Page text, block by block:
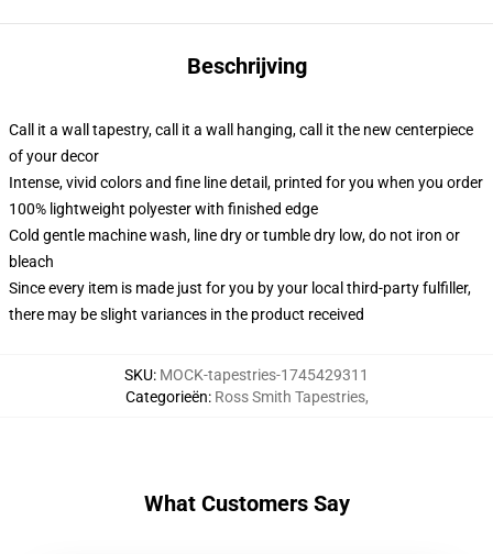
Beschrijving
Call it a wall tapestry, call it a wall hanging, call it the new centerpiece
of your decor
Intense, vivid colors and fine line detail, printed for you when you order
100% lightweight polyester with finished edge
Cold gentle machine wash, line dry or tumble dry low, do not iron or
bleach
Since every item is made just for you by your local third-party fulfiller,
there may be slight variances in the product received
SKU: MOCK-tapestries-1745429311
Categorieën: Ross Smith Tapestries,
What Customers Say